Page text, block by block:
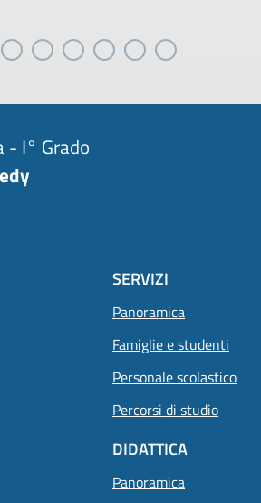
- I° Grado
SERVIZI
Panoramica
Famiglie e studenti
Personale scolastico
Percorsi di studio
DIDATTICA
Panoramica